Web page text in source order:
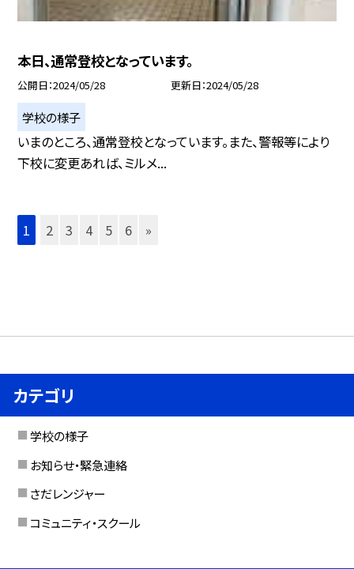
本日、通常登校となっています。
公開日 2024/05/28 更新日 2024/05/28
学校の様子
いまのところ、通常登校となっています。また、警報等により
下校に変更あれば、ミルメ...
1 2 3 4 5 6 »
カテゴリ
学校の様子
お知らせ・緊急連絡
さだレンジャー
コミュニティ・スクール